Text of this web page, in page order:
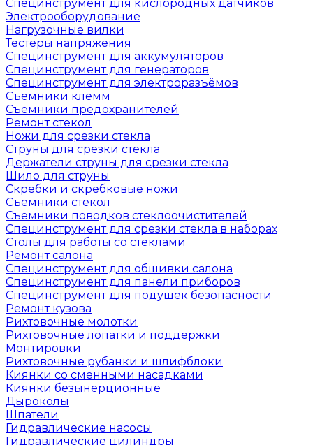
Специнструмент для кислородных датчиков
Электрооборудование
Нагрузочные вилки
Тестеры напряжения
Специнструмент для аккумуляторов
Специнструмент для генераторов
Специнструмент для электроразъёмов
Съемники клемм
Съемники предохранителей
Ремонт стекол
Ножи для срезки стекла
Струны для срезки стекла
Держатели струны для срезки стекла
Шило для струны
Скребки и скребковые ножи
Съемники стекол
Съемники поводков стеклоочистителей
Специнструмент для срезки стекла в наборах
Столы для работы со стеклами
Ремонт салона
Специнструмент для обшивки салона
Специнструмент для панели приборов
Специнструмент для подушек безопасности
Ремонт кузова
Рихтовочные молотки
Рихтовочные лопатки и поддержки
Монтировки
Рихтовочные рубанки и шлифблоки
Киянки со сменными насадками
Киянки безынерционные
Дыроколы
Шпатели
Гидравлические насосы
Гидравлические цилиндры